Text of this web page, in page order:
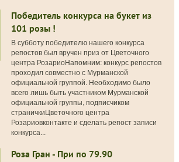
Победитель конкурса на букет из
101 розы !
В субботу победителю нашего конкурса
репостов был вручен приз от Цветочного
центра РозариоНапомним: конкурс репостов
проходил совместно с Мурманской
официальной группой. Необходимо было
всего лишь быть участником Мурманской
официальной группы, подписчиком
страничкиЦветочного центра
Розариовконтакте и сделать репост записи
конкурса...
Роза Гран - При по 79.90